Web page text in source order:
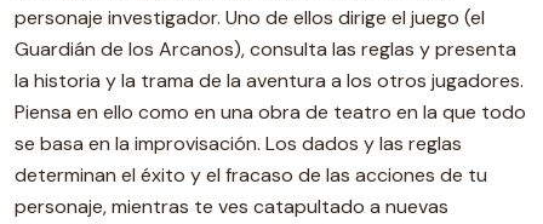
personaje investigador. Uno de ellos dirige el juego (el
Guardián de los Arcanos), consulta las reglas y presenta
la historia y la trama de la aventura a los otros jugadores.
Piensa en ello como en una obra de teatro en la que todo
se basa en la improvisación. Los dados y las reglas
determinan el éxito y el fracaso de las acciones de tu
personaje, mientras te ves catapultado a nuevas